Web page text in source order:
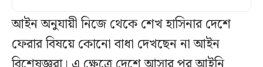
আইন অনুযায়ী নিজে থেকে শেখ হাসিনার দেশে
ফেরার বিষয়ে কোনো বাধা দেখছেন না আইন